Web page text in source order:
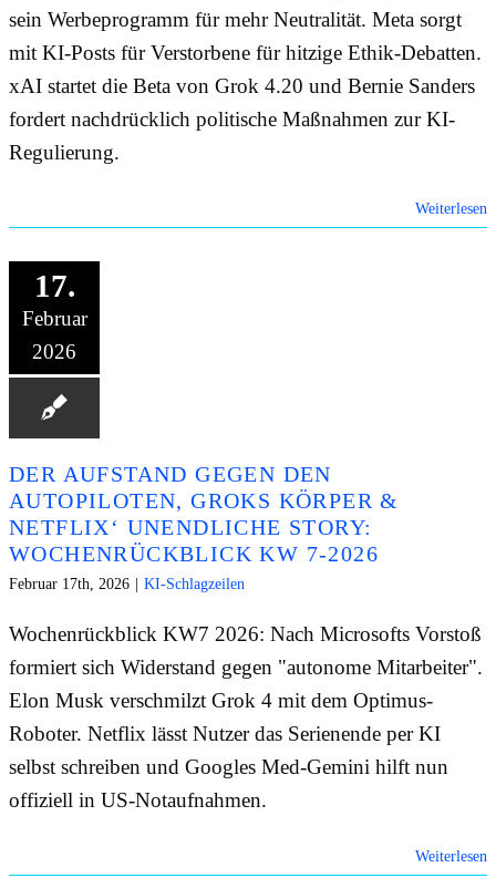
sein Werbeprogramm für mehr Neutralität. Meta sorgt
mit KI-Posts für Verstorbene für hitzige Ethik-Debatten.
xAI startet die Beta von Grok 4.20 und Bernie Sanders
fordert nachdrücklich politische Maßnahmen zur KI-
Regulierung.
Weiterlesen
17.
Februar
2026
DER AUFSTAND GEGEN DEN
AUTOPILOTEN, GROKS KÖRPER &
NETFLIX‘ UNENDLICHE STORY:
WOCHENRÜCKBLICK KW 7-2026
Februar 17th, 2026 | KI-Schlagzeilen
Wochenrückblick KW7 2026: Nach Microsofts Vorstoß
formiert sich Widerstand gegen "autonome Mitarbeiter".
Elon Musk verschmilzt Grok 4 mit dem Optimus-
Roboter. Netflix lässt Nutzer das Serienende per KI
selbst schreiben und Googles Med-Gemini hilft nun
offiziell in US-Notaufnahmen.
Weiterlesen